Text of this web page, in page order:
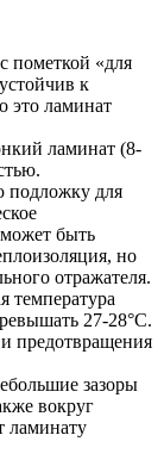
пометкой «для
к
это ламинат
ламинат (8-
подложку для
быть
но
отражателя.
27-28°C.
предотвращения
зазоры
вокруг
ламинату